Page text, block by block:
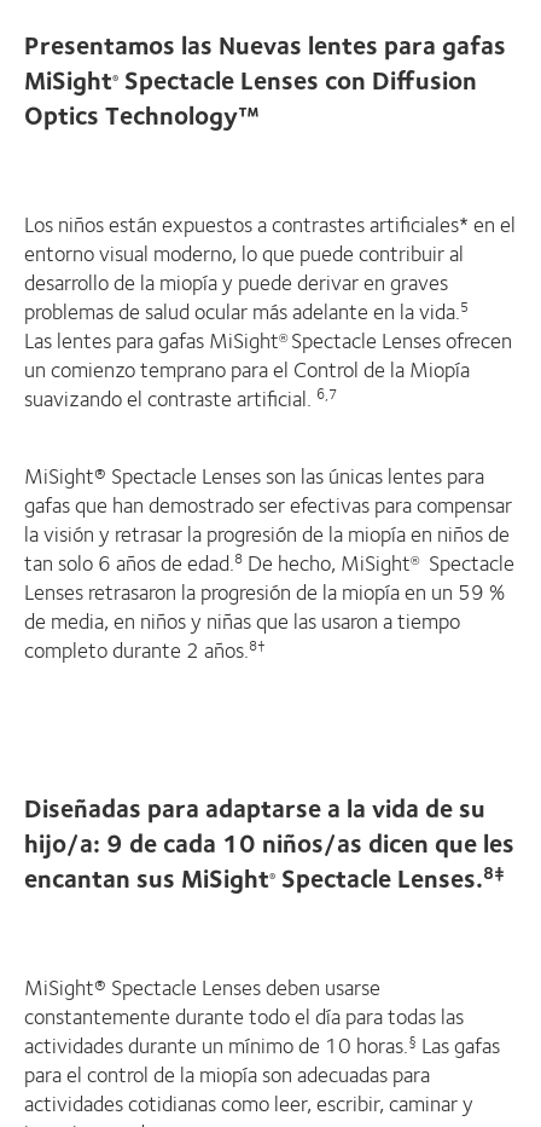
Presentamos las Nuevas lentes para gafas
MiSight® Spectacle Lenses con Diffusion
Optics Technology™
Los niños están expuestos a contrastes artificiales* en el
entorno visual moderno, lo que puede contribuir al
desarrollo de la miopía y puede derivar en graves
problemas de salud ocular más adelante en la vida.5
Las lentes para gafas MiSight® Spectacle Lenses ofrecen
un comienzo temprano para el Control de la Miopía
suavizando el contraste artificial. 6,7
MiSight® Spectacle Lenses son las únicas lentes para
gafas que han demostrado ser efectivas para compensar
la visión y retrasar la progresión de la miopía en niños de
tan solo 6 años de edad.8 De hecho, MiSight®
Spectacle
Lenses retrasaron la progresión de la miopía en un 59 %
de media, en niños y niñas que las usaron a tiempo
completo durante 2 años.8†
Diseñadas para adaptarse a la vida de su
hijo/a: 9 de cada 10 niños/as dicen que les
encantan sus MiSight® Spectacle Lenses.8‡
MiSight® Spectacle Lenses deben usarse
constantemente durante todo el día para todas las
actividades durante un mínimo de 10 horas.§ Las gafas
para el control de la miopía son adecuadas para
actividades cotidianas como leer, escribir, caminar y